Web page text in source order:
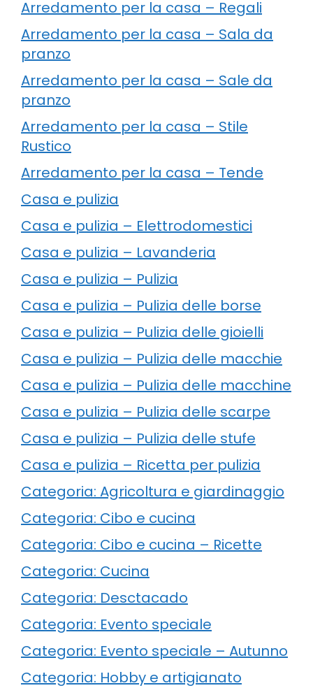
Arredamento per la casa – Regali
Arredamento per la casa – Sala da
pranzo
Arredamento per la casa – Sale da
pranzo
Arredamento per la casa – Stile
Rustico
Arredamento per la casa – Tende
Casa e pulizia
Casa e pulizia – Elettrodomestici
Casa e pulizia – Lavanderia
Casa e pulizia – Pulizia
Casa e pulizia – Pulizia delle borse
Casa e pulizia – Pulizia delle gioielli
Casa e pulizia – Pulizia delle macchie
Casa e pulizia – Pulizia delle macchine
Casa e pulizia – Pulizia delle scarpe
Casa e pulizia – Pulizia delle stufe
Casa e pulizia – Ricetta per pulizia
Categoria: Agricoltura e giardinaggio
Categoria: Cibo e cucina
Categoria: Cibo e cucina – Ricette
Categoria: Cucina
Categoria: Desctacado
Categoria: Evento speciale
Categoria: Evento speciale – Autunno
Categoria: Hobby e artigianato